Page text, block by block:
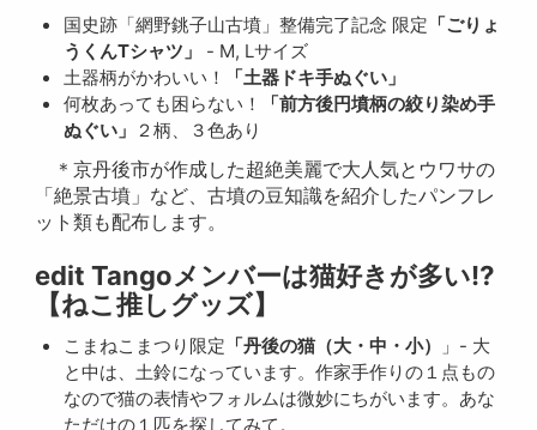
国史跡「網野銚子山古墳」整備完了記念 限定 「ごりょ
うくんTシャツ」
- M, Lサイズ
土器柄がかわいい！
「土器ドキ手ぬぐい」
何枚あっても困らない！
「前方後円墳柄の絞り染め手
ぬぐい」
２柄、３色あり
＊京丹後市が作成した超絶美麗で大人気とウワサの
「絶景古墳」など、古墳の豆知識を紹介したパンフレ
ット類も配布します。
edit Tangoメンバーは猫好きが多い⁉
【ねこ推しグッズ】
こまねこまつり限定 「丹後の猫（大・中・小）
」- 大
と中は、土鈴になっています。作家手作りの１点もの
なので猫の表情やフォルムは微妙にちがいます。あな
ただけの１匹を探してみて。